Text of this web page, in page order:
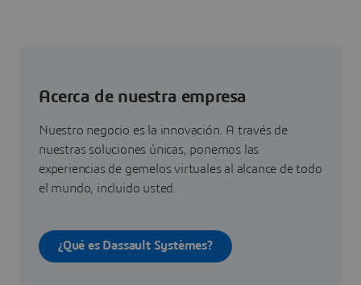
Acerca de nuestra empresa
Nuestro negocio es la innovación. A través de
nuestras soluciones únicas, ponemos las
experiencias de gemelos virtuales al alcance de todo
el mundo, incluido usted.
¿Qué es Dassault Systèmes?